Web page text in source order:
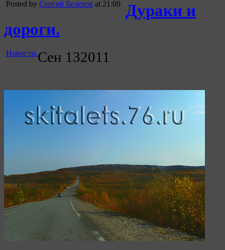
Posted by Сергей Белехов at 21:09 Дураки и
дороги.
Новости.Сен 132011